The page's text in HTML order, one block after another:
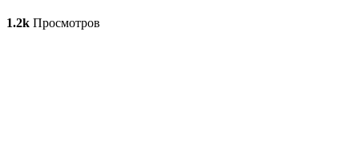
1.2k Просмотров